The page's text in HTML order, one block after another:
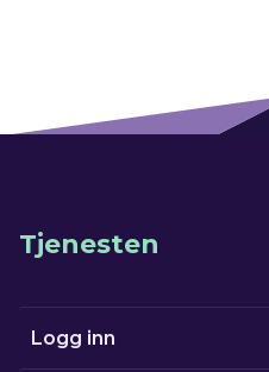
Tjenesten
Logg inn